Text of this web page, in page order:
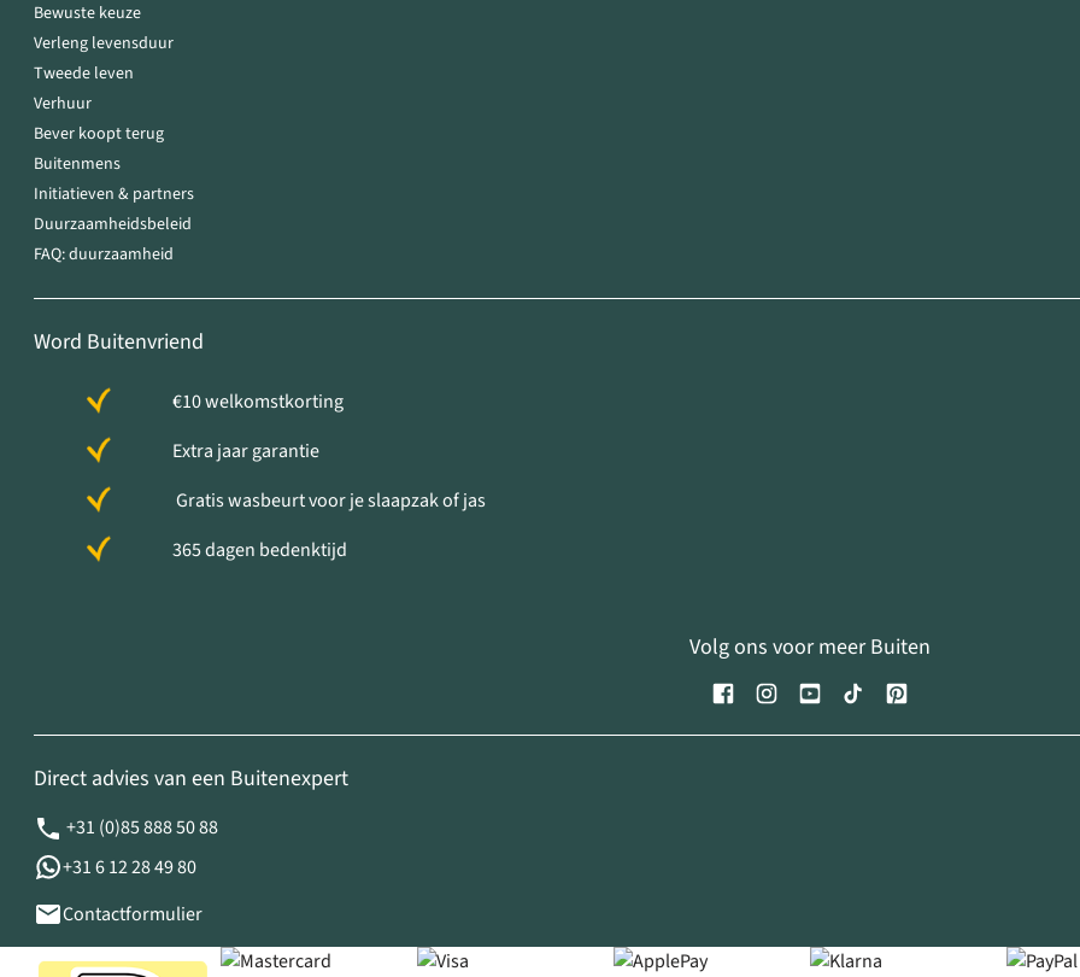
Bewuste keuze
Verleng levensduur
Tweede leven
Verhuur
Bever koopt terug
Buitenmens
Initiatieven & partners
Duurzaamheidsbeleid
FAQ: duurzaamheid
Word Buitenvriend
€10 welkomstkorting
Extra jaar garantie
Gratis wasbeurt voor je slaapzak of jas
365 dagen bedenktijd
Volg ons voor meer Buiten
Direct advies van een Buitenexpert
+31 (0)85 888 50 88
+31 6 12 28 49 80
Contactformulier